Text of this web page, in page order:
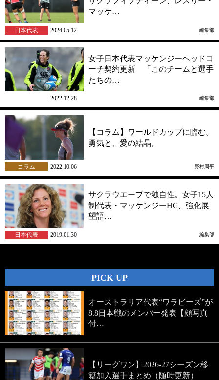
マッケ…
日本代表 2024.05.12 編集部
女子日本代表マッケンジーヘッドコ
ーチ契約更新 「このチームと選手
たちの…
2022.12.28 編集部
【コラム】ワールドカップに臨む。
勇気と、愛の結晶。
コラム 2022.10.06 野村周平
サクラウエーブで独自性。女子15人
制代表・マッケンジーHC、強化展
望語…
日本代表 2019.01.30 編集部
PICK UP
オーストラリア代表“ワラビーズ”が
8.8日本戦のメンバー発表【顔写真
付…
【リーグワン】2026-27シーズン移
籍加入選手まとめ（随時更新）